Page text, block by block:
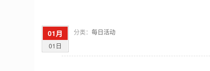
01月
01日
分类： 每日活动